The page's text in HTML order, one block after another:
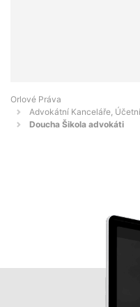
Orlové Práva
Advokátní Kanceláře,
Doucha Šikola advokáti